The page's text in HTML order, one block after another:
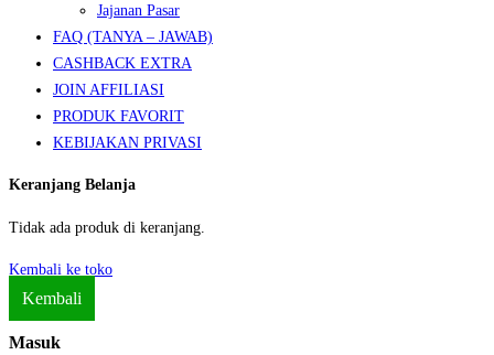
Jajanan Pasar
FAQ (TANYA – JAWAB)
CASHBACK EXTRA
JOIN AFFILIASI
PRODUK FAVORIT
KEBIJAKAN PRIVASI
Keranjang Belanja
Tidak ada produk di keranjang.
Kembali ke toko
Kembali
Masuk